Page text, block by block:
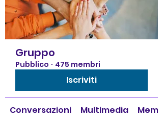
Gruppo
Pubblico · 475 membri
Iscriviti
Conversazioni Multimedia